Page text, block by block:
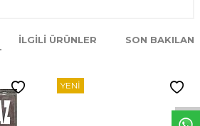
W
h
t
s
p
p
D
e
s
e
H
a
t
t
İLGILI ÜRÜNLER SON
YENI